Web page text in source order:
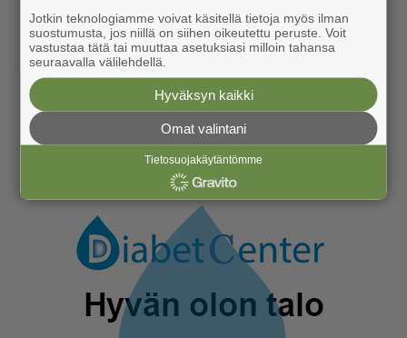
Jotkin teknologiamme voivat käsitellä tietoja myös ilman
suostumusta, jos niillä on siihen oikeutettu peruste. Voit
vastustaa tätä tai muuttaa asetuksiasi milloin tahansa
seuraavalla välilehdellä.
Hyväksyn kaikki
Omat valintani
Tietosuojakäytäntömme